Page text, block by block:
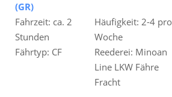
(GR)
Fahrzeit: ca. 2
Stunden
Häufigkeit: 2-4 pro
Woche
Fährtyp: CF
Reederei: Minoan
Line LKW Fähre
Fracht